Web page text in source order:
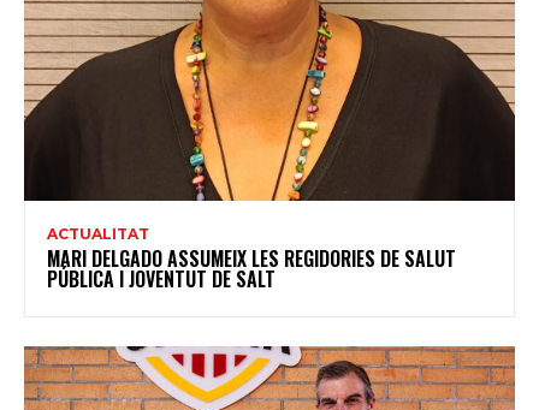
ACTUALITAT
MARI DELGADO ASSUMEIX LES REGIDORIES DE SALUT
PÚBLICA I JOVENTUT DE SALT